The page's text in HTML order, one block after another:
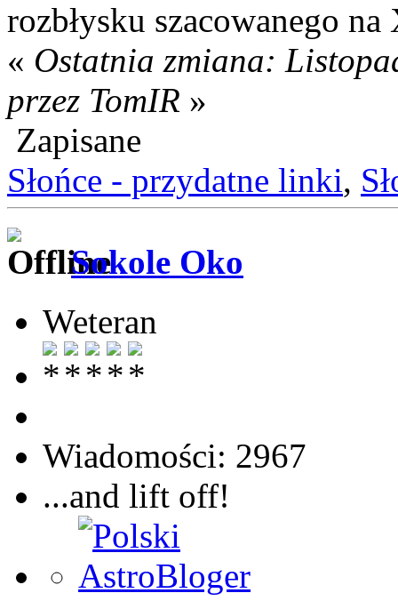
rozbłysku szacowanego
« Ostatnia zmiana:
przez TomIR »
Zapisane
Słońce - przydatne linki,
Sokole Oko
Weteran
Wiadomości: 2967
...and lift off!